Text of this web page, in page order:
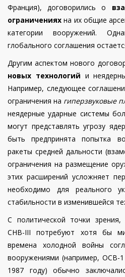
Франция), договорились о
ограниченияхна их общие
категории вооружений.
глобального соглашения
Другим аспектом нового
новых технологий и
Например, следующее
ограничения на гиперзвуковые
неядерные ударные системы
могут представлять угрозу
быть предпринята попытка
ракеты средней дальности
ограничения на размещение
этих расширений усложняет
необходимо для реального
стабильности в изменившейся
С политической точки
СНВ-III потребуют хотя бы
времена холодной войны
вооружениями (например, ОСВ-
1987 году) обычно